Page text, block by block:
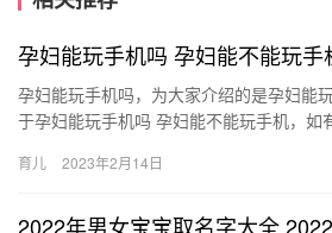
孕妇能玩手机吗 孕妇能不能玩手
孕妇能玩手机吗，为大家介绍的是孕妇能
于孕妇能玩手机吗 孕妇能不能玩手机，如
育儿 2023年2月14日
2022年男女宝宝取名字大全